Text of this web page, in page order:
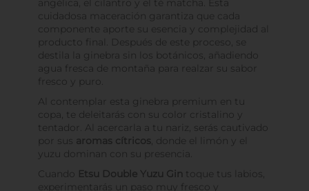
angélica, el cilantro y el té matcha. Esta
cuidadosa maceración garantiza que cada
componente aporte su esencia y complejidad al
producto final. Después de este proceso, se
destila la ginebra sin los botánicos, añadiendo
agua fresca de montaña para realzar su sabor
fresco y puro.
Al contemplar esta ginebra premium en tu
copa, te deleitarás con su color cristalino y
tentador. Al acercarla a tu nariz, serás cautivado
por sus aromas cítricos, donde el limón y el
yuzu dominan con su presencia.
Cuando Etsu Double Yuzu Gin toque tus labios,
experimentarás un paso muy fresco y